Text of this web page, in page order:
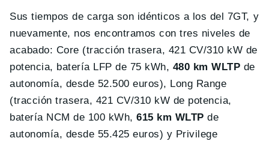
Sus tiempos de carga son idénticos a los del 7GT, y
nuevamente, nos encontramos con tres niveles de
acabado: Core (tracción trasera, 421 CV/310 kW de
potencia, batería LFP de 75 kWh, 480 km WLTP de
autonomía, desde 52.500 euros), Long Range
(tracción trasera, 421 CV/310 kW de potencia,
batería NCM de 100 kWh,615 km WLTP de
autonomía, desde 55.425 euros) y Privilege